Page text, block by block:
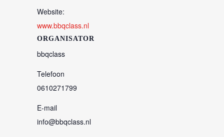
Website:
www.bbqclass.nl
ORGANISATOR
bbqclass
Telefoon
0610271799
E-mail
info@bbqclass.nl